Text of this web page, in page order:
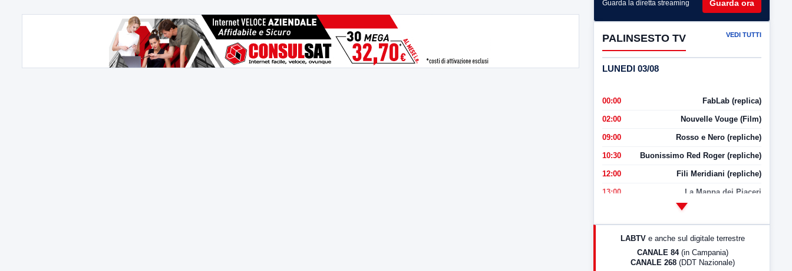
Guarda la diretta streaming Guarda ora
PALINSESTO TV VEDI TUTTI
LUNEDI 03/08
00:00 FabLab (replica)
02:00 Nouvelle Vouge (Film)
09:00 Rosso e Nero (repliche)
10:30 Buonissimo Red Roger (repliche)
12:00 Fili Meridiani (repliche)
13:00 La Mappa dei Piaceri
LabNews (Diretta)
LABTV e anche sul digitale terrestre
CANALE 84 (in Campania)
CANALE 268 (DDT Nazionale)